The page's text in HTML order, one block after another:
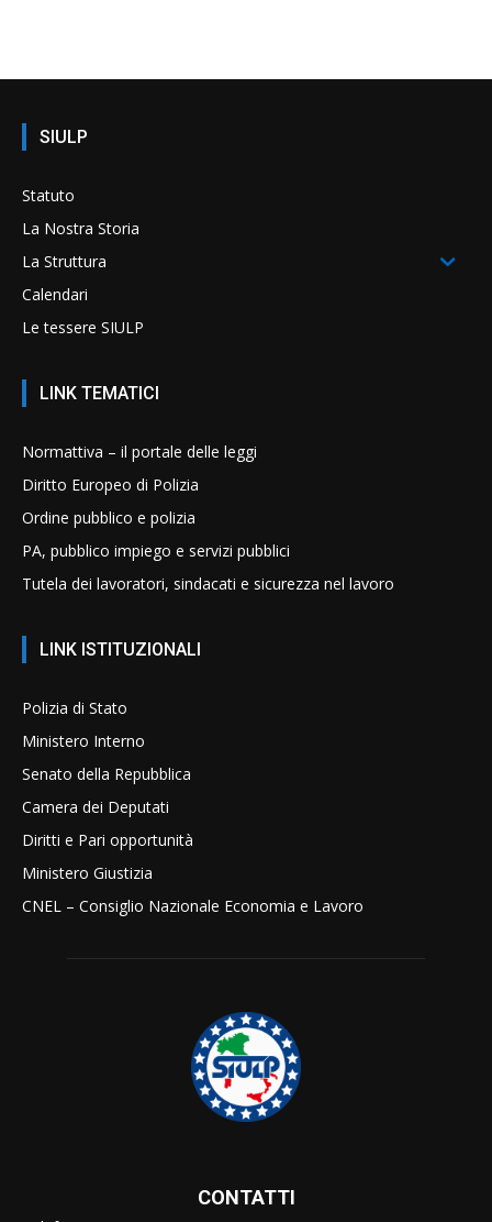
SIULP
Statuto
La Nostra Storia
La Struttura
Calendari
Le tessere SIULP
LINK TEMATICI
Normattiva – il portale delle leggi
Diritto Europeo di Polizia
Ordine pubblico e polizia
PA, pubblico impiego e servizi pubblici
Tutela dei lavoratori, sindacati e sicurezza nel lavoro
LINK ISTITUZIONALI
Polizia di Stato
Ministero Interno
Senato della Repubblica
Camera dei Deputati
Diritti e Pari opportunità
Ministero Giustizia
CNEL – Consiglio Nazionale Economia e Lavoro
CONTATTI